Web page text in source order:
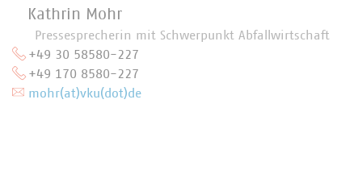
Kathrin Mohr
Pressesprecherin mit Schwerpunkt Abfallwirtschaft
+49 30 58580-227
+49 170 8580-227
mohr(at)vku(dot)de